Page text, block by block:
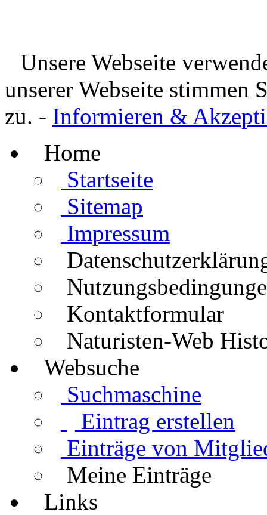
Unsere Webseite
unserer Webseite stimmen
zu. - Informieren &
Home
Startseite
Sitemap
Impressum
Kontaktformular
Naturisten-Web
Websuche
Suchmaschine
Eintrag erstellen
Einträge von
Meine Einträge
Links